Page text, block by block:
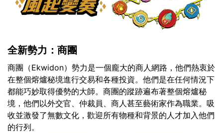
全新勢力：商團
商團（Ekwidon）勢力是一個龐大的商人網路，他們熱衷於
在整個熔爐秘境進行交易和各種投資。他們是在任何情況下
都能巧妙取得優勢的大師。商團的蹤跡遍布著整個熔爐秘
境，他們以外交官、仲裁員、商人甚至藝術家作為職業。吸
收並激發了無數文化，歡迎所有物種和背景的人才加入他們
的行列。